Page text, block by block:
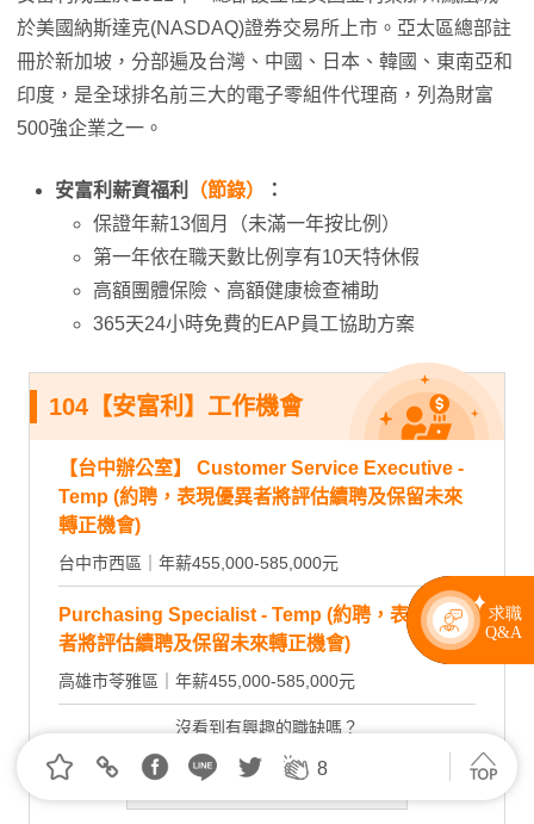
於美國納斯達克(NASDAQ)證券交易所上市。亞太區總部註
冊於新加坡，分部遍及台灣、中國、日本、韓國、東南亞和
印度，是全球排名前三大的電子零組件代理商，列為財富
500強企業之一。
安富利薪資福利 （節錄）
：
保證年薪13個月（未滿一年按比例）
第一年依在職天數比例享有10天特休假
高額團體保險、高額健康檢查補助
365天24小時免費的EAP員工協助方案
104【安富利】工作機會
【台中辦公室】 Customer Service Executive -
Temp (約聘，表現優異者將評估續聘及保留未來
轉正機會)
台中市西區｜年薪455,000-585,000元
Purchasing Specialist - Temp (約聘，表現優異
者將評估續聘及保留未來轉正機會)
高雄市苓雅區｜年薪455,000-585,000元
沒看到有興趣的職缺嗎？
看更多職缺 >
8